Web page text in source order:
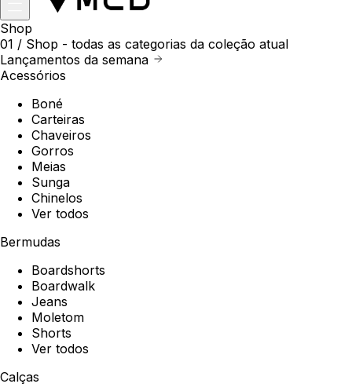
Shop
01 / Shop - todas as categorias da coleção atual
Lançamentos da semana
Acessórios
Boné
Carteiras
Chaveiros
Gorros
Meias
Sunga
Chinelos
Ver todos
Bermudas
Boardshorts
Boardwalk
Jeans
Moletom
Shorts
Ver todos
Calças